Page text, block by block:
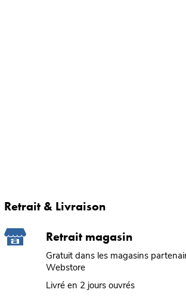
Retrait & Livraison
Retrait magasin
Gratuit dans les magasins
Webstore
Livré en 2 jours ouvrés